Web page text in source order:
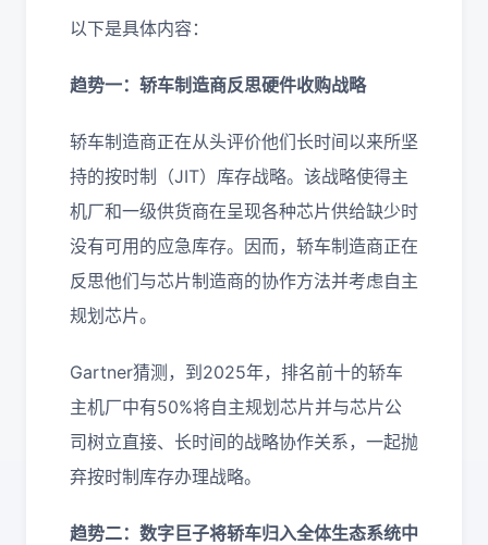
以下是具体内容：
趋势一：轿车制造商反思硬件收购战略
轿车制造商正在从头评价他们长时间以来所坚
持的按时制（JIT）库存战略。该战略使得主
机厂和一级供货商在呈现各种芯片供给缺少时
没有可用的应急库存。因而，轿车制造商正在
反思他们与芯片制造商的协作方法并考虑自主
规划芯片。
Gartner猜测，到2025年，排名前十的轿车
主机厂中有50%将自主规划芯片并与芯片公
司树立直接、长时间的战略协作关系，一起抛
弃按时制库存办理战略。
趋势二：数字巨子将轿车归入全体生态系统中